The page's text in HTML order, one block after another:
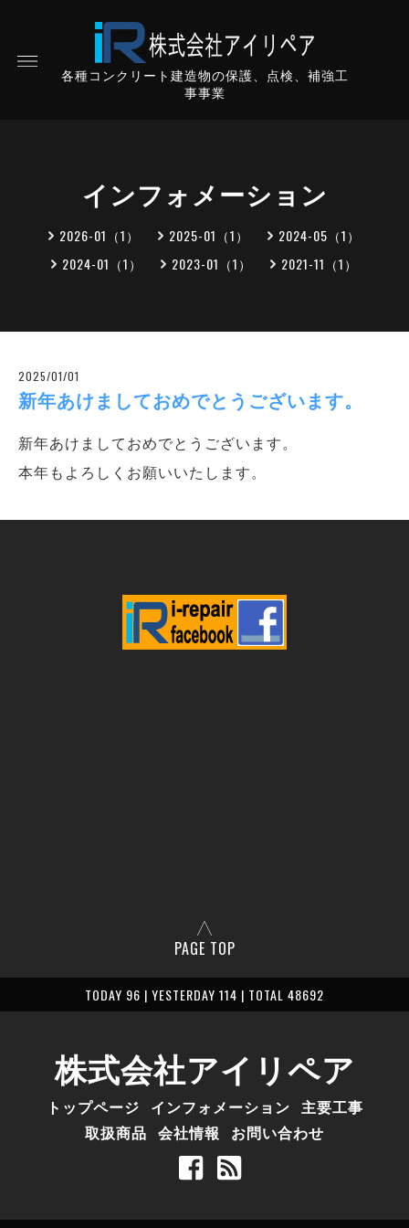
各種コンクリート建造物の保護、点検、補強工
事事業
インフォメーション
2026-01（1） 2025-01（1）
2024-05（1）
2024-01（1）
2023-01（1） 2021-11（1）
2025/01/01
新年あけましておめでとうございます。
新年あけましておめでとうございます。
本年もよろしくお願いいたします。
PAGE TOP
TODAY 96 | YESTERDAY 114 | TOTAL 48692
株式会社アイリペア
トップページ インフォメーション 主要工事
取扱商品 会社情報 お問い合わせ